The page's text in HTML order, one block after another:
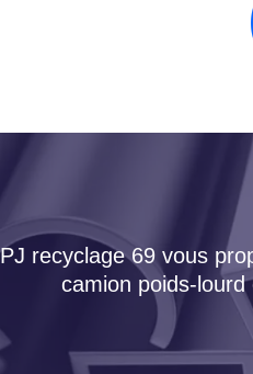
recyclage 69 vous
camion poids-